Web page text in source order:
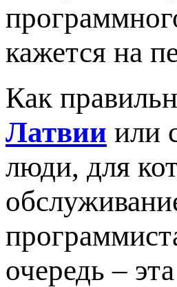
кажется на
Как
Латвии или
люди, для
очередь –